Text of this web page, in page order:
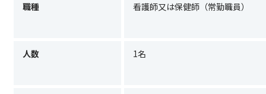
職種 看護師又は保健師（常勤職員）
人数 1名